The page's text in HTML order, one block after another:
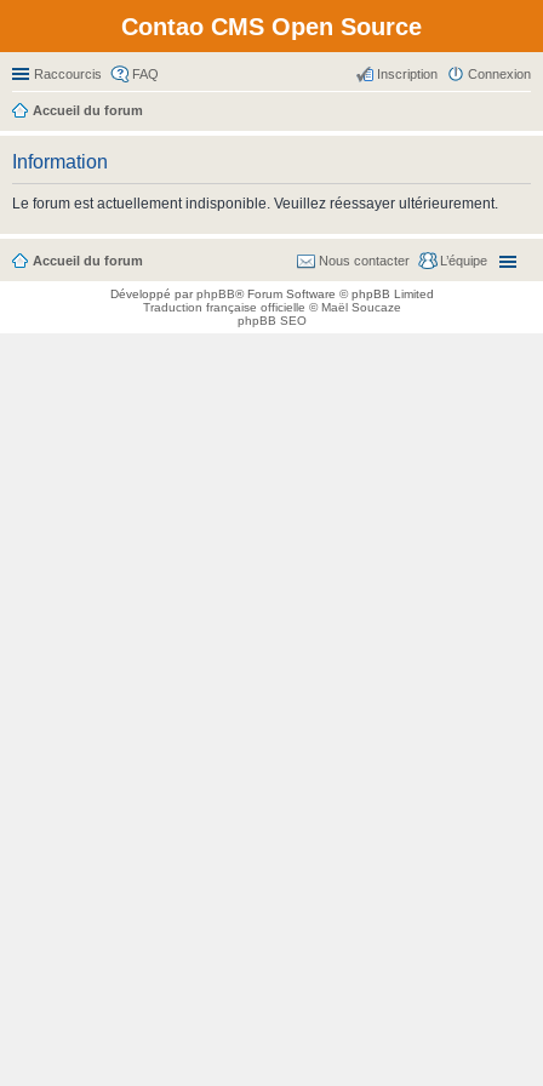
Contao CMS Open Source
Raccourcis FAQ Connexion
Inscription
Accueil du forum
Information
Le forum est actuellement indisponible. Veuillez réessayer ultérieurement.
Accueil du forum L’équipe
Nous contacter
Développé parphpBB® Forum Software © phpBB Limited
Traduction française officielle ©Maël Soucaze
phpBB SEO